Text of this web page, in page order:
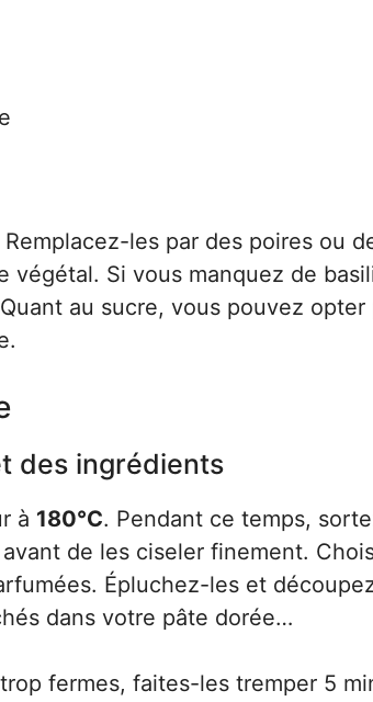
les par des poires ou
végétal. Si vous manquez de
au sucre, vous pouvez
des ingrédients
à 180°C. Pendant ce temps,
de les ciseler finement.
Épluchez-les et
dans votre pâte dorée…
fermes, faites-les tremper 5